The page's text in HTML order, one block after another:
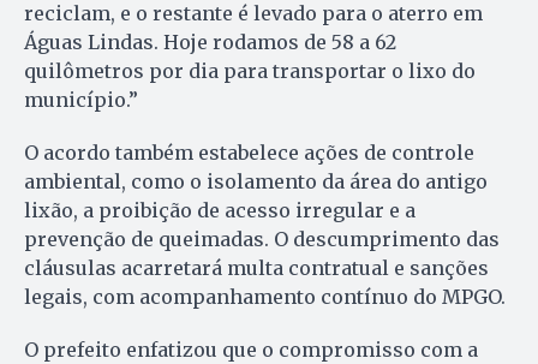
reciclam, e o restante é levado para o aterro em
Águas Lindas. Hoje rodamos de 58 a 62
quilômetros por dia para transportar o lixo do
município.”
O acordo também estabelece ações de controle
ambiental, como o isolamento da área do antigo
lixão, a proibição de acesso irregular e a
prevenção de queimadas. O descumprimento das
cláusulas acarretará multa contratual e sanções
legais, com acompanhamento contínuo do MPGO.
O prefeito enfatizou que o compromisso com a